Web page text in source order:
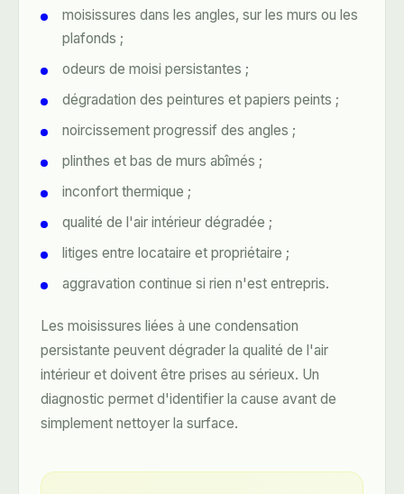
moisissures dans les angles, sur les murs ou les
plafonds ;
odeurs de moisi persistantes ;
dégradation des peintures et papiers peints ;
noircissement progressif des angles ;
plinthes et bas de murs abîmés ;
inconfort thermique ;
qualité de l'air intérieur dégradée ;
litiges entre locataire et propriétaire ;
aggravation continue si rien n'est entrepris.
Les moisissures liées à une condensation
persistante peuvent dégrader la qualité de l'air
intérieur et doivent être prises au sérieux. Un
diagnostic permet d'identifier la cause avant de
simplement nettoyer la surface.